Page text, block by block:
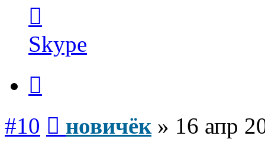
пользователя
новичёк
Skype
#10 новичёк» 16 апр